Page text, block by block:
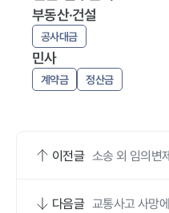
부동산·건설
공사대금
민사
계약금 정산금
이전글 소송 외 임의변
다음글 교통사고 사망